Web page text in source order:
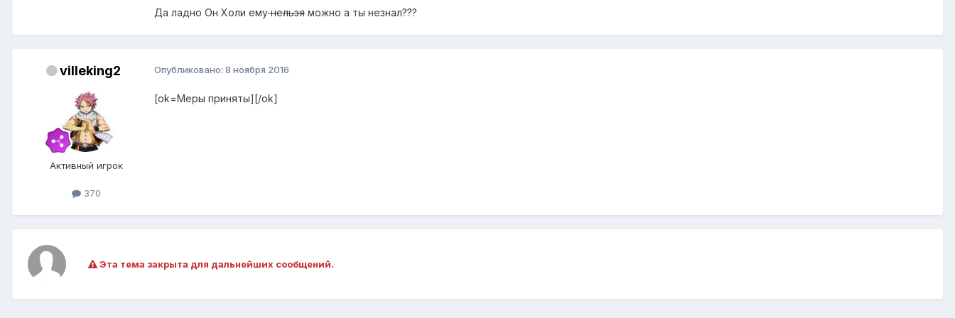
Да ладно Он Холи емунельзя можно а ты незнал???
villeking2
Активный игрок
370
Опубликовано: 8 ноября 2016
[ok=Меры приняты][/ok]
Эта тема закрыта для дальнейших сообщений.